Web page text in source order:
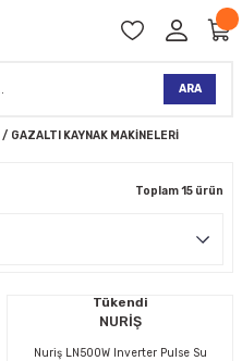
ARA
GAZALTI KAYNAK MAKİNELERİ
Toplam 15 ürün
Tükendi
NURİŞ
Nuriş LN500W Inverter Pulse Su